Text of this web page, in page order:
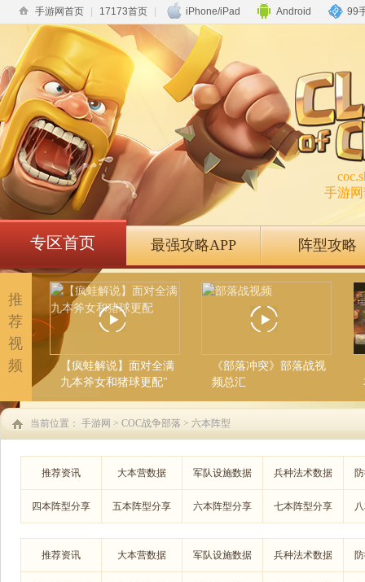
手游网首页 17173首页 iPhone/iPad Android 99
手游
专区首页 最强攻略APP 阵型攻略
推
荐
视
频
【疯蛙解说】面对全满
九本斧女和猪球更配"
《部落冲突》部落战视
频总汇
当前位置： 手游网 > COC战争部落 > 六本阵型
推荐资讯 大本营数据 军队设施数据 兵种法术数据
四本阵型分享 五本阵型分享 六本阵型分享 七本阵型分享
推荐资讯 大本营数据 军队设施数据 兵种法术数据